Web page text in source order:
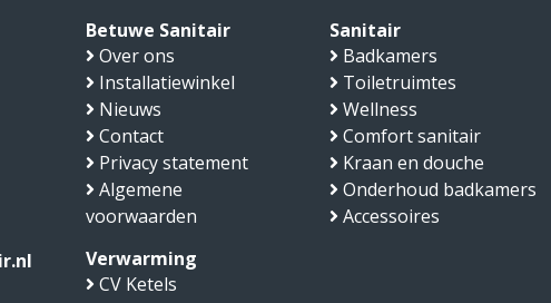
Betuwe Sanitair
Over ons
Installatiewinkel
Nieuws
Contact
Privacy statement
Algemene
voorwaarden
Verwarming
CV Ketels
Sanitair
Badkamers
Toiletruimtes
Wellness
Comfort sanitair
Kraan en douche
Onderhoud badkamers
Accessoires